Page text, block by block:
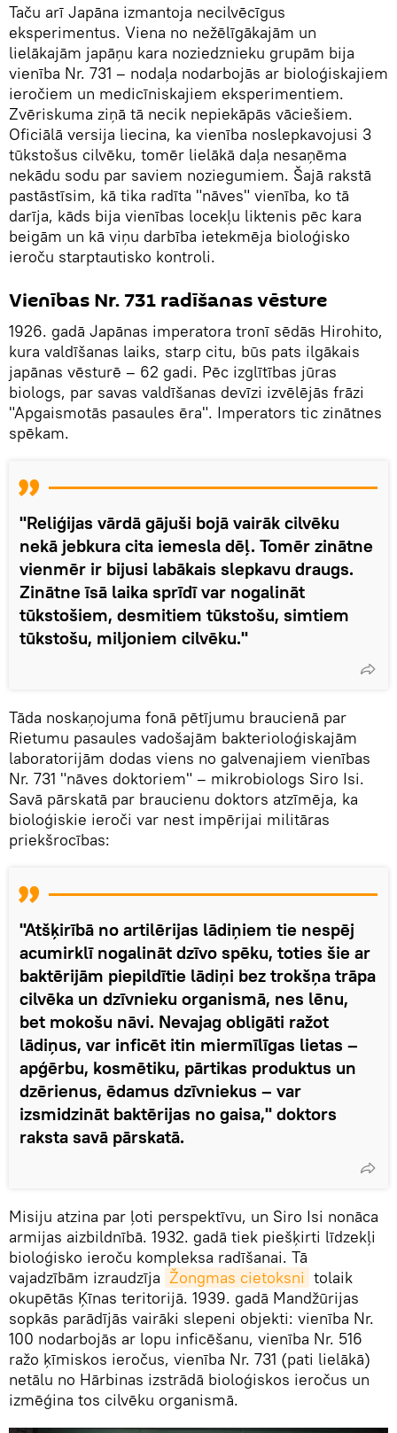
Taču arī Japāna izmantoja necilvēcīgus
eksperimentus. Viena no nežēlīgākajām un
lielākajām japāņu kara noziedznieku grupām bija
vienība Nr. 731 – nodaļa nodarbojās ar bioloģiskajiem
ieročiem un medicīniskajiem eksperimentiem.
Zvēriskuma ziņā tā necik nepiekāpās vāciešiem.
Oficiālā versija liecina, ka vienība noslepkavojusi 3
tūkstošus cilvēku, tomēr lielākā daļa nesaņēma
nekādu sodu par saviem noziegumiem. Šajā rakstā
pastāstīsim, kā tika radīta "nāves" vienība, ko tā
darīja, kāds bija vienības locekļu liktenis pēc kara
beigām un kā viņu darbība ietekmēja bioloģisko
ieroču starptautisko kontroli.
Vienības Nr. 731 radīšanas vēsture
1926. gadā Japānas imperatora tronī sēdās Hirohito,
kura valdīšanas laiks, starp citu, būs pats ilgākais
japānas vēsturē – 62 gadi. Pēc izglītības jūras
biologs, par savas valdīšanas devīzi izvēlējās frāzi
"Apgaismotās pasaules ēra". Imperators tic zinātnes
spēkam.
"Reliģijas vārdā gājuši bojā vairāk cilvēku
nekā jebkura cita iemesla dēļ. Tomēr zinātne
vienmēr ir bijusi labākais slepkavu draugs.
Zinātne īsā laika sprīdī var nogalināt
tūkstošiem, desmitiem tūkstošu, simtiem
tūkstošu, miljoniem cilvēku."
Tāda noskaņojuma fonā pētījumu braucienā par
Rietumu pasaules vadošajām bakterioloģiskajām
laboratorijām dodas viens no galvenajiem vienības
Nr. 731 "nāves doktoriem" – mikrobiologs Siro Isi.
Savā pārskatā par braucienu doktors atzīmēja, ka
bioloģiskie ieroči var nest impērijai militāras
priekšrocības:
"Atšķirībā no artilērijas lādiņiem tie nespēj
acumirklī nogalināt dzīvo spēku, toties šie ar
baktērijām piepildītie lādiņi bez trokšņa trāpa
cilvēka un dzīvnieku organismā, nes lēnu,
bet mokošu nāvi. Nevajag obligāti ražot
lādiņus, var inficēt itin miermīlīgas lietas –
apģērbu, kosmētiku, pārtikas produktus un
dzērienus, ēdamus dzīvniekus – var
izsmidzināt baktērijas no gaisa," doktors
raksta savā pārskatā.
Misiju atzina par ļoti perspektīvu, un Siro Isi nonāca
armijas aizbildnībā. 1932. gadā tiek piešķirti līdzekļi
bioloģisko ieroču kompleksa radīšanai. Tā
vajadzībām izraudzīja Žongmas cietoksni tolaik
okupētās Ķīnas teritorijā. 1939. gadā Mandžūrijas
sopkās parādījās vairāki slepeni objekti: vienība Nr.
100 nodarbojās ar lopu inficēšanu, vienība Nr. 516
ražo ķīmiskos ieročus, vienība Nr. 731 (pati lielākā)
netālu no Hārbinas izstrādā bioloģiskos ieročus un
izmēģina tos cilvēku organismā.